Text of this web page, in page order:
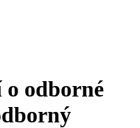
o odborné